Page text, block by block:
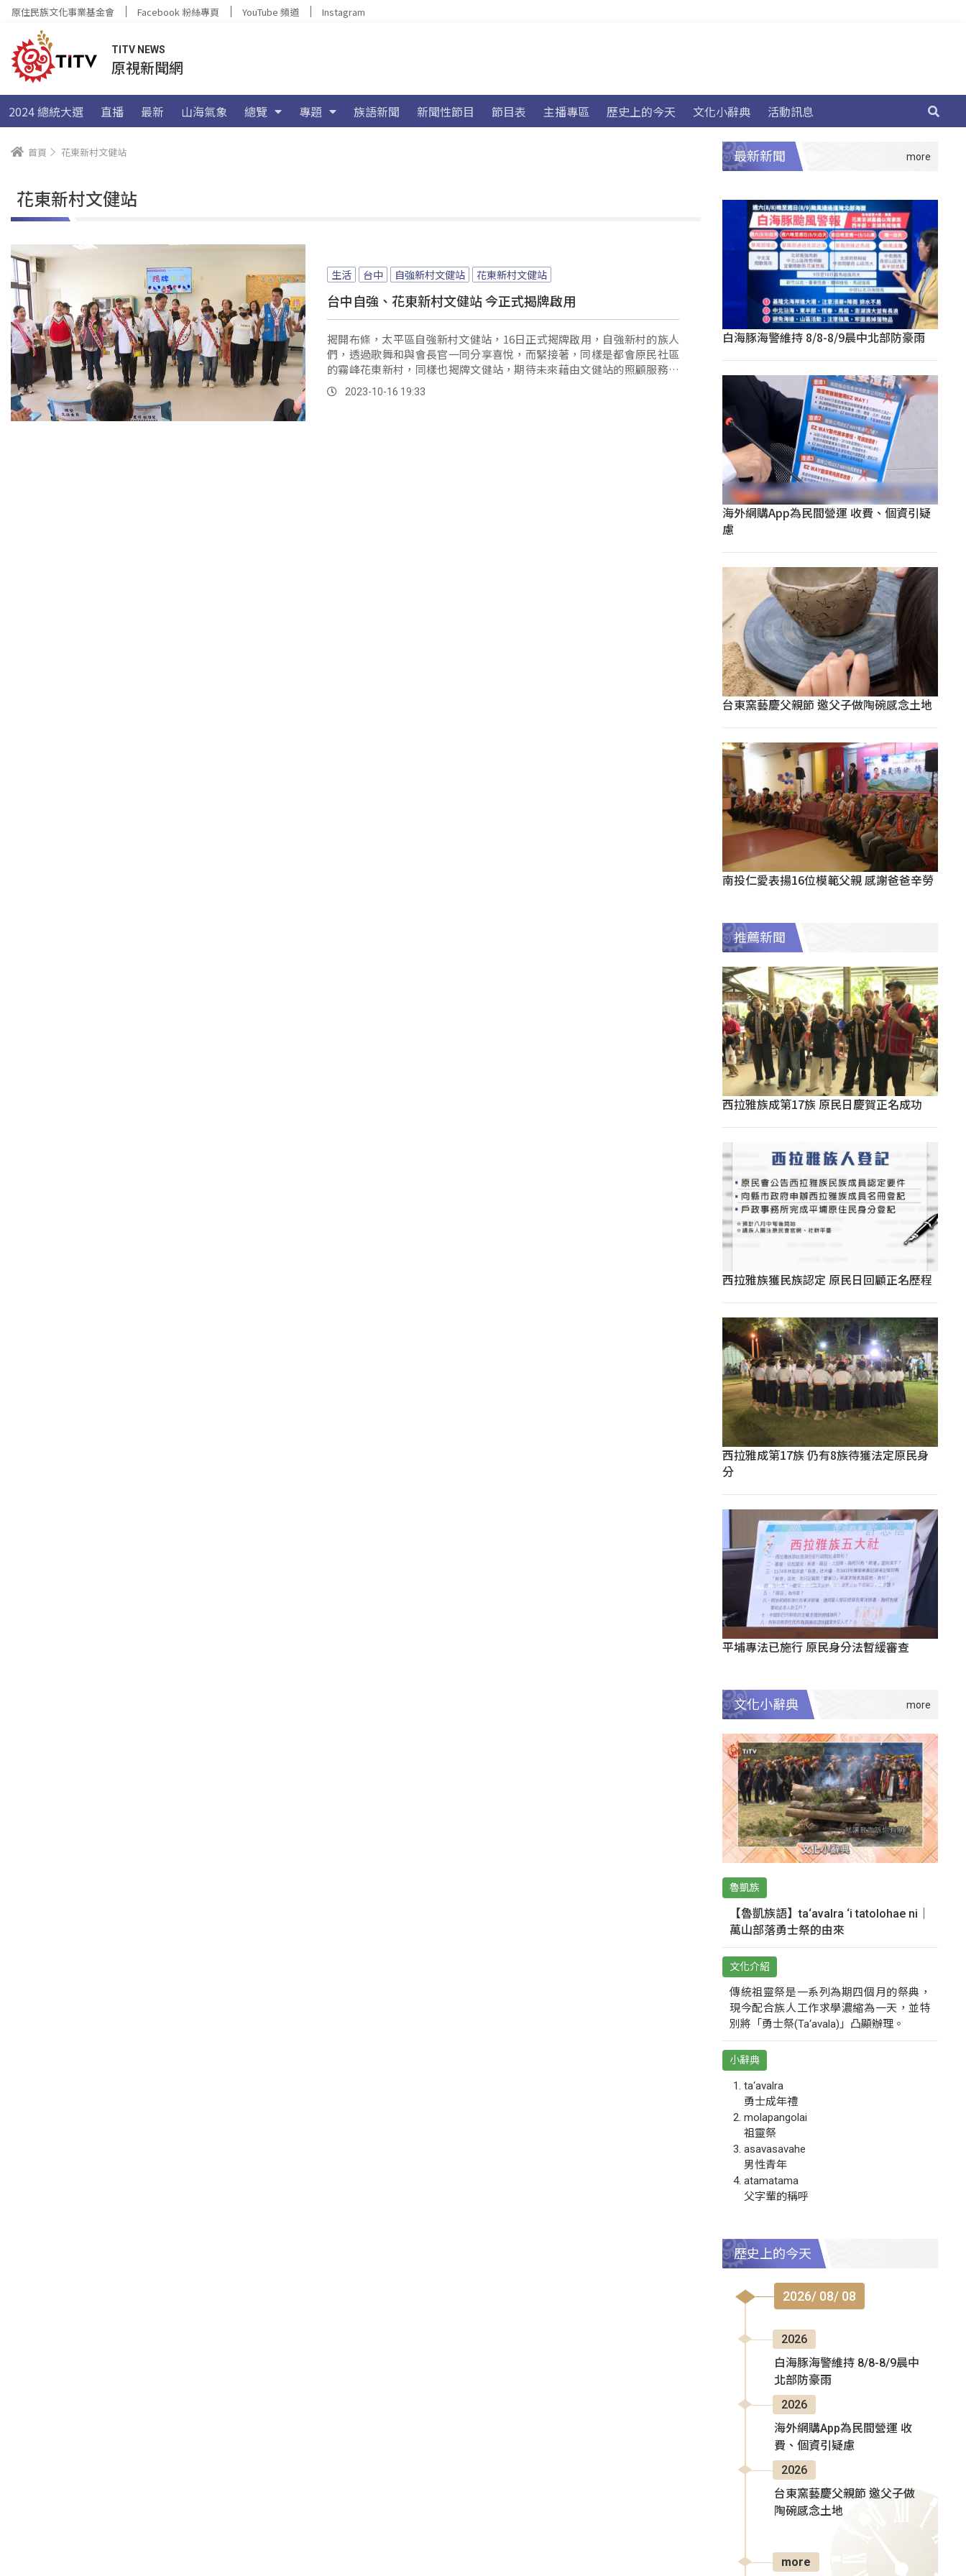
原住民族文化事業基金會 Facebook 粉絲專頁 YouTube 頻道 Instagram
TITV NEWS
原視新聞網
2024 總統大選 直播 最新 山海氣象 總覽 專題 族語新聞 新聞性節目 節目表 主播專區 歷史上的今天 文化小辭典 活動訊息
首頁 花東新村文健站
花東新村文健站
生活 台中 自強新村文健站 花東新村文健站
台中自強、花東新村文健站 今正式揭牌啟用
揭開布條，太平區自強新村文健站，16日正式揭牌啟用，自強新村的族人
們，透過歌舞和與會長官一同分享喜悅，而緊接著，同樣是都會原民社區
的霧峰花東新村，同樣也揭牌文健站，期待未來藉由文健站的照顧服務，
讓長輩們可以更安心的在都會生活。
2023-10-16 19:33
最新新聞
白海豚海警維持 8/8-8/9晨中北部防豪雨
海外網購App為民間營運 收費、個資引疑
慮
台東窯藝慶父親節 邀父子做陶碗感念土地
南投仁愛表揚16位模範父親 感謝爸爸辛勞
推薦新聞
西拉雅族成第17族 原民日慶賀正名成功
西拉雅族獲民族認定 原民日回顧正名歷程
西拉雅成第17族 仍有8族待獲法定原民身
分
平埔專法已施行 原民身分法暫緩審查
文化小辭典
魯凱族
【魯凱族語】ta‘avalra ‘i tatolohae ni｜
萬山部落勇士祭的由來
文化介紹
傳統祖靈祭是一系列為期四個月的祭典，
現今配合族人工作求學濃縮為一天，並特
別將「勇士祭(Ta‘avala)」凸顯辦理。
小辭典
ta‘avalra
勇士成年禮
molapangolai
祖靈祭
asavasavahe
男性青年
atamatama
父字輩的稱呼
歷史上的今天
2026/ 08/ 08
2026
白海豚海警維持 8/8-8/9晨中
北部防豪雨
2026
海外網購App為民間營運 收
費、個資引疑慮
2026
台東窯藝慶父親節 邀父子做
陶碗感念土地
more